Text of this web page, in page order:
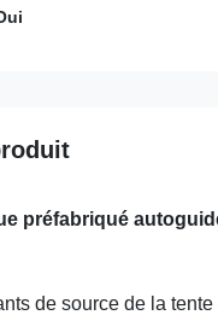
préfabriqué
de source de la